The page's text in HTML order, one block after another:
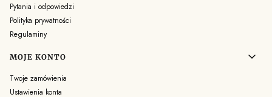
Pytania i odpowiedzi
Polityka prywatności
Regulaminy
MOJE KONTO
Twoje zamówienia
Ustawienia konta